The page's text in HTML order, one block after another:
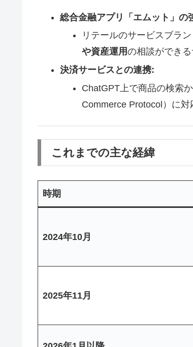
総合金融アプリ「エムット」の
リテールのサービスブラ
や資産運用の相談ができる
決済サービスとの連携:
ChatGPT上で商品の検索
Commerce Protocol）に対
これまでの主な経緯
時期
2024年10月
2025年11月